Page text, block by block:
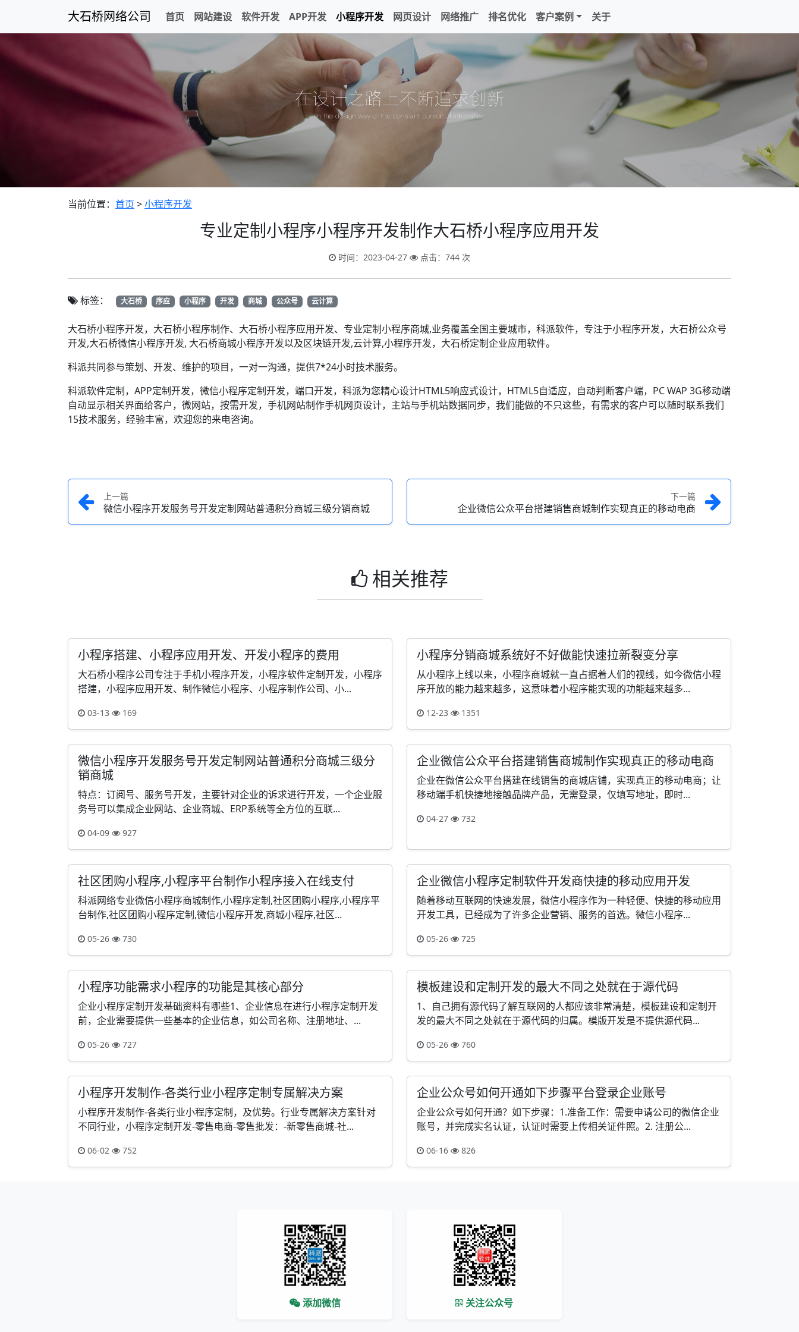
大石桥网络公司 首页 网站建设 软件开发 APP开发 小程序开发 网页设计 网络推广 排名优化 客户案例 关于
当前位置： 首页 >小程序开发
专业定制小程序小程序开发制作大石桥小程序应用开发
时间：2023-04-27 点击：744 次
标签： 大石桥 序应 小程序 开发 商城 公众号 云计算
大石桥小程序开发，大石桥小程序制作、大石桥小程序应用开发、专业定制小程序商城,业务覆盖全国主要城市，科派软件，专注于小程序开发，大石桥公众号
开发,大石桥微信小程序开发, 大石桥商城小程序开发以及区块链开发,云计算,小程序开发，大石桥定制企业应用软件。
科派共同参与策划、开发、维护的项目，一对一沟通，提供7*24小时技术服务。
科派软件定制，APP定制开发，微信小程序定制开发，端口开发，科派为您精心设计HTML5响应式设计，HTML5自适应，自动判断客户端，PC WAP 3G移动端
自动显示相关界面给客户，微网站，按需开发，手机网站制作手机网页设计，主站与手机站数据同步，我们能做的不只这些，有需求的客户可以随时联系我们
15技术服务，经验丰富，欢迎您的来电咨询。
上一篇
​微信小程序开发服务号开发定制网站普通积分商城三级分销商城
下一篇
企业微信公众平台搭建销售商城制作实现真正的移动电商
相关推荐
小程序搭建、小程序应用开发、开发小程序的费用
大石桥小程序公司专注于手机小程序开发，小程序软件定制开发，小程序
搭建，小程序应用开发、制作微信小程序、小程序制作公司、小...
03-13 169
小程序分销商城系统好不好做能快速拉新裂变分享
从小程序上线以来，小程序商城就一直占据着人们的视线，如今微信小程
序开放的能力越来越多，这意味着小程序能实现的功能越来越多...
12-23 1351
​微信小程序开发服务号开发定制网站普通积分商城三级分
销商城
特点：订阅号、服务号开发，主要针对企业的诉求进行开发，一个企业服
务号可以集成企业网站、企业商城、ERP系统等全方位的互联...
04-09 927
企业微信公众平台搭建销售商城制作实现真正的移动电商
企业在微信公众平台搭建在线销售的商城店铺，实现真正的移动电商；让
移动端手机快捷地接触品牌产品，无需登录，仅填写地址，即时...
04-27 732
社区团购小程序,小程序平台制作小程序接入在线支付
科派网络专业微信小程序商城制作,小程序定制,社区团购小程序,小程序平
台制作,社区团购小程序定制,微信小程序开发,商城小程序,社区...
05-26 730
企业微信小程序定制软件开发商快捷的移动应用开发
随着移动互联网的快速发展，微信小程序作为一种轻便、快捷的移动应用
开发工具，已经成为了许多企业营销、服务的首选。微信小程序...
05-26 725
小程序功能需求小程序的功能是其核心部分
企业小程序定制开发基础资料有哪些1、企业信息在进行小程序定制开发
前，企业需要提供一些基本的企业信息，如公司名称、注册地址、...
05-26 727
模板建设和定制开发的最大不同之处就在于源代码
1、自己拥有源代码了解互联网的人都应该非常清楚，模板建设和定制开
发的最大不同之处就在于源代码的归属。模版开发是不提供源代码...
05-26 760
小程序开发制作-各类行业小程序定制专属解决方案
小程序开发制作-各类行业小程序定制，及优势。行业专属解决方案针对
不同行业，小程序定制开发-零售电商-零售批发：-新零售商城-社...
06-02 752
企业公众号如何开通如下步骤平台登录企业账号
企业公众号如何开通？如下步骤：1.准备工作：需要申请公司的微信企业
账号，并完成实名认证，认证时需要上传相关证件照。2. 注册公...
06-16 826
添加微信 关注公众号